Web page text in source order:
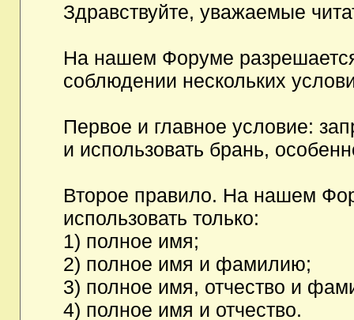
Здравствуйте, уважаемые
На нашем Форуме
соблюдении нескольких
Первое и главное условие:
и использовать брань,
Второе правило. На нашем
использовать только:
1) полное имя;
2) полное имя и фамилию;
3) полное имя, отчество и
4) полное имя и отчество.